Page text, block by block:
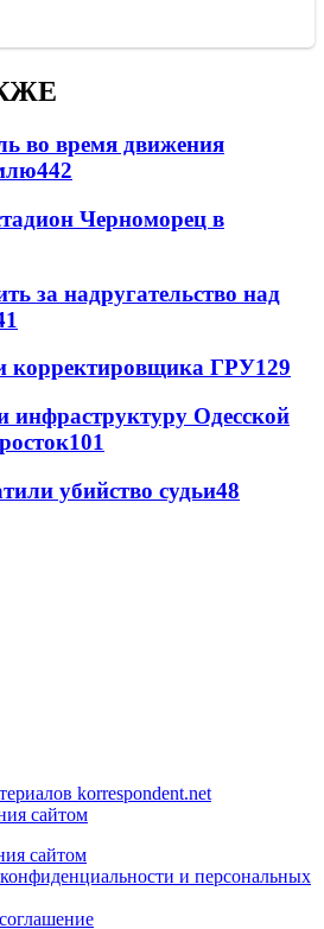
во время движения
442
Черноморец в
за надругательство над
корректировщика ГРУ129
инфраструктуру Одесской
101
убийство судьи48
korrespondent.net
сайтом
сайтом
и персональных